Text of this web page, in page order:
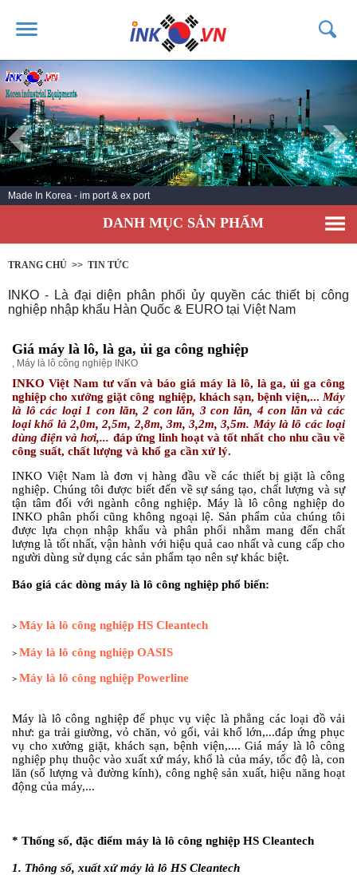
TRANG CHỦ
GIỚI THIỆU
SẢN PHẨM
DỊCH VỤ
TIN TỨC
KHÁCH HÀNG
Made In Korea - im port & ex port
DANH MỤC SẢN PHẨM
TRANG CHỦ >> TIN TỨC
INKO - Là đại diện phân phối ủy quyền các thiết bị công
nghiệp nhập khẩu Hàn Quốc & EURO tại Việt Nam
Giá máy là lô, là ga, ủi ga công nghiệp
Máy là lô công nghiệp INKO
INKO Việt Nam tư vấn và báo giá máy là lô, là ga, ủi ga công
nghiệp cho xưởng giặt công nghiệp, khách sạn, bệnh viện,... Máy
là lô các loại 1 con lăn, 2 con lăn, 3 con lăn, 4 con lăn và các
loại khổ là 2,0m, 2,5m, 2,8m, 3m, 3,2m, 3,5m. Máy là lô các loại
dùng điện và hơi,... đáp ứng linh hoạt và tốt nhất cho nhu cầu về
công suất, chất lượng và khổ ga cần xử lý.
INKO Việt Nam là đơn vị hàng đầu về các thiết bị giặt là công
nghiệp. Chúng tôi được biết đến về sự sáng tạo, chất lượng và sự
tận tâm đối với ngành công nghiệp. Máy là lô công nghiệp do
INKO phân phối cũng không ngoại lệ. Sản phẩm của chúng tôi
được lựa chọn nhập khẩu và phân phối nhằm mang đến chất
lượng là tốt nhất, vận hành với hiệu quả cao nhất và cung cấp cho
người dùng sử dụng các sản phẩm tạo nên sự khác biệt.
Báo giá các dòng máy là lô công nghiệp phổ biến:
> Máy là lô công nghiệp HS Cleantech
> Máy là lô công nghiệp OASIS
> Máy là lô công nghiệp Powerline
Máy là lô công nghiệp để phục vụ việc là phẳng các loại đồ vải
như: ga trải giường, vỏ chăn, vỏ gối, vải khổ lớn,...đáp ứng phục
vụ cho xưởng giặt, khách sạn, bệnh viện,.... Giá máy là lô công
nghiệp phụ thuộc vào xuất xứ máy, khổ là của máy, tốc độ là, con
lăn (số lượng và đường kính), công nghệ sản xuất, hiệu năng hoạt
động của máy,...
* Thống số, đặc điểm máy là lô công nghiệp HS Cleantech
1. Thông số, xuất xứ máy là lô HS Cleantech